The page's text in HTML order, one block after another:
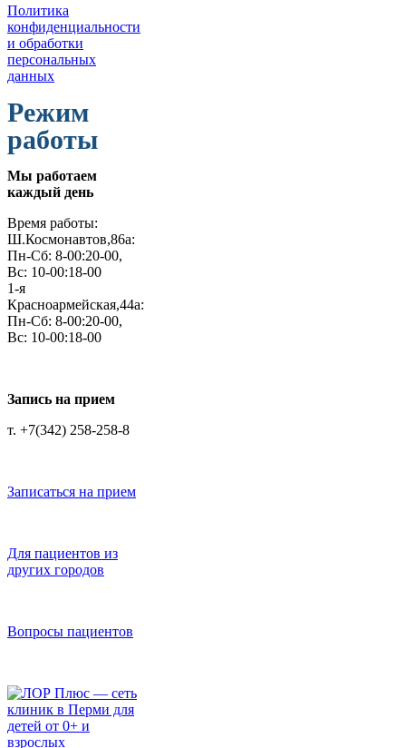
Политика
конфиденциальности
и обработки
персональных
данных
Режим
работы
Мы работаем
каждый день
Время работы:
Ш.Космонавтов,86а:
Пн-Сб: 8-00:20-00,
Вс: 10-00:18-00
1-я
Красноармейская,44а:
Пн-Сб: 8-00:20-00,
Вс: 10-00:18-00
Запись на прием
т. +7(342) 258-258-8
Записаться на прием
Для пациентов из
других городов
Вопросы пациентов